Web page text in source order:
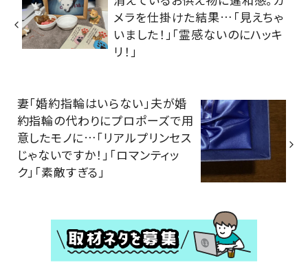
メラを仕掛けた結果…「見えちゃ
いました！」「霊感ないのにハッキ
リ！」
妻「婚約指輪はいらない」夫が婚
約指輪の代わりにプロポーズで用
意したモノに…「リアルプリンセス
じゃないですか！」「ロマンティッ
ク」「素敵すぎる」